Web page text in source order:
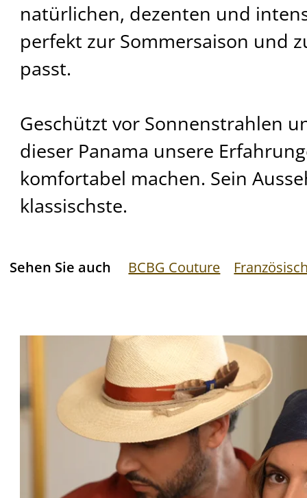
natürlichen, dezenten und
perfekt zur Sommersaison und
passt.
Geschützt vor Sonnenstrahlen
dieser Panama unsere
komfortabel machen. Sein
klassischste.
Sehen Sie auch BCBG Couture